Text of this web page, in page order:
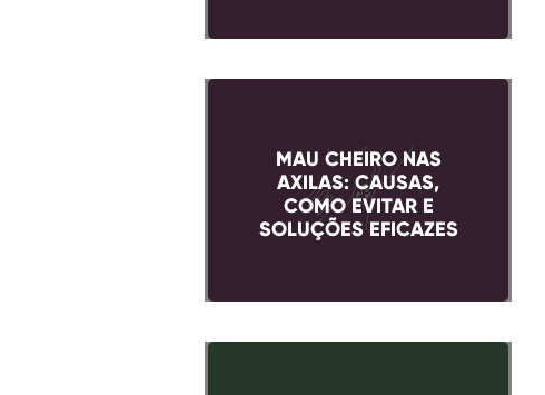
MAU CHEIRO NAS
AXILAS: CAUSAS,
COMO EVITAR E
SOLUÇÕES EFICAZES